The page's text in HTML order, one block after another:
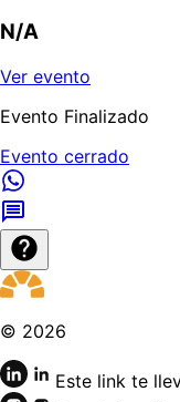
N/A
Ver evento
Evento Finalizado
Evento cerrado
© 2026
Este link te